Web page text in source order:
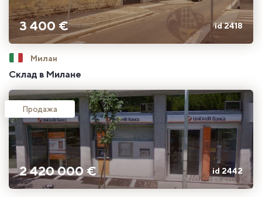
3 400 € id 2418
Милан
Склад в Милане
Продажа
2 420 000 € id 2442